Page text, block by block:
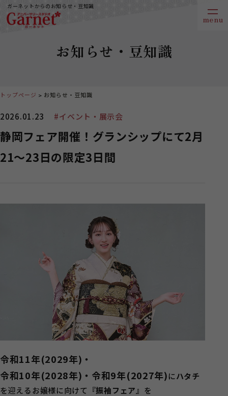
ガーネットからのお知らせ・豆知識
お知らせ・豆知識
2026.01.23 #イベント・展示会
静岡フェア開催！グランシップにて2月
21～23日の限定3日間
令和11年(2029年)・
令和10年(2028年)・令和9年(2027年)にハタチ
を迎えるお嬢様に向けて 『振袖フェア』 を
トップページ お知らせ・豆知識